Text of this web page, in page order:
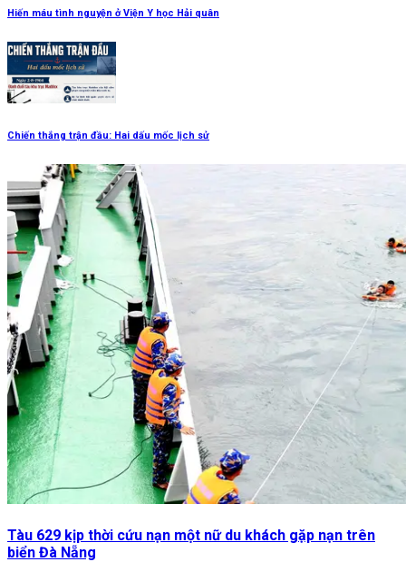
Hiến máu tình nguyện ở Viện Y học Hải quân
Chiến thắng trận đầu: Hai dấu mốc lịch sử
Tàu 629 kịp thời cứu nạn một nữ du khách gặp nạn trên
biển Đà Nẵng